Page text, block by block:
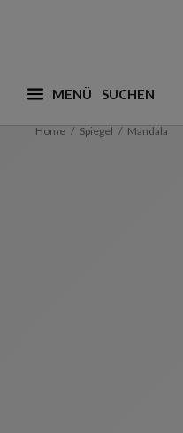
MENÜ
Was suchen
Home Spiegel Mandala